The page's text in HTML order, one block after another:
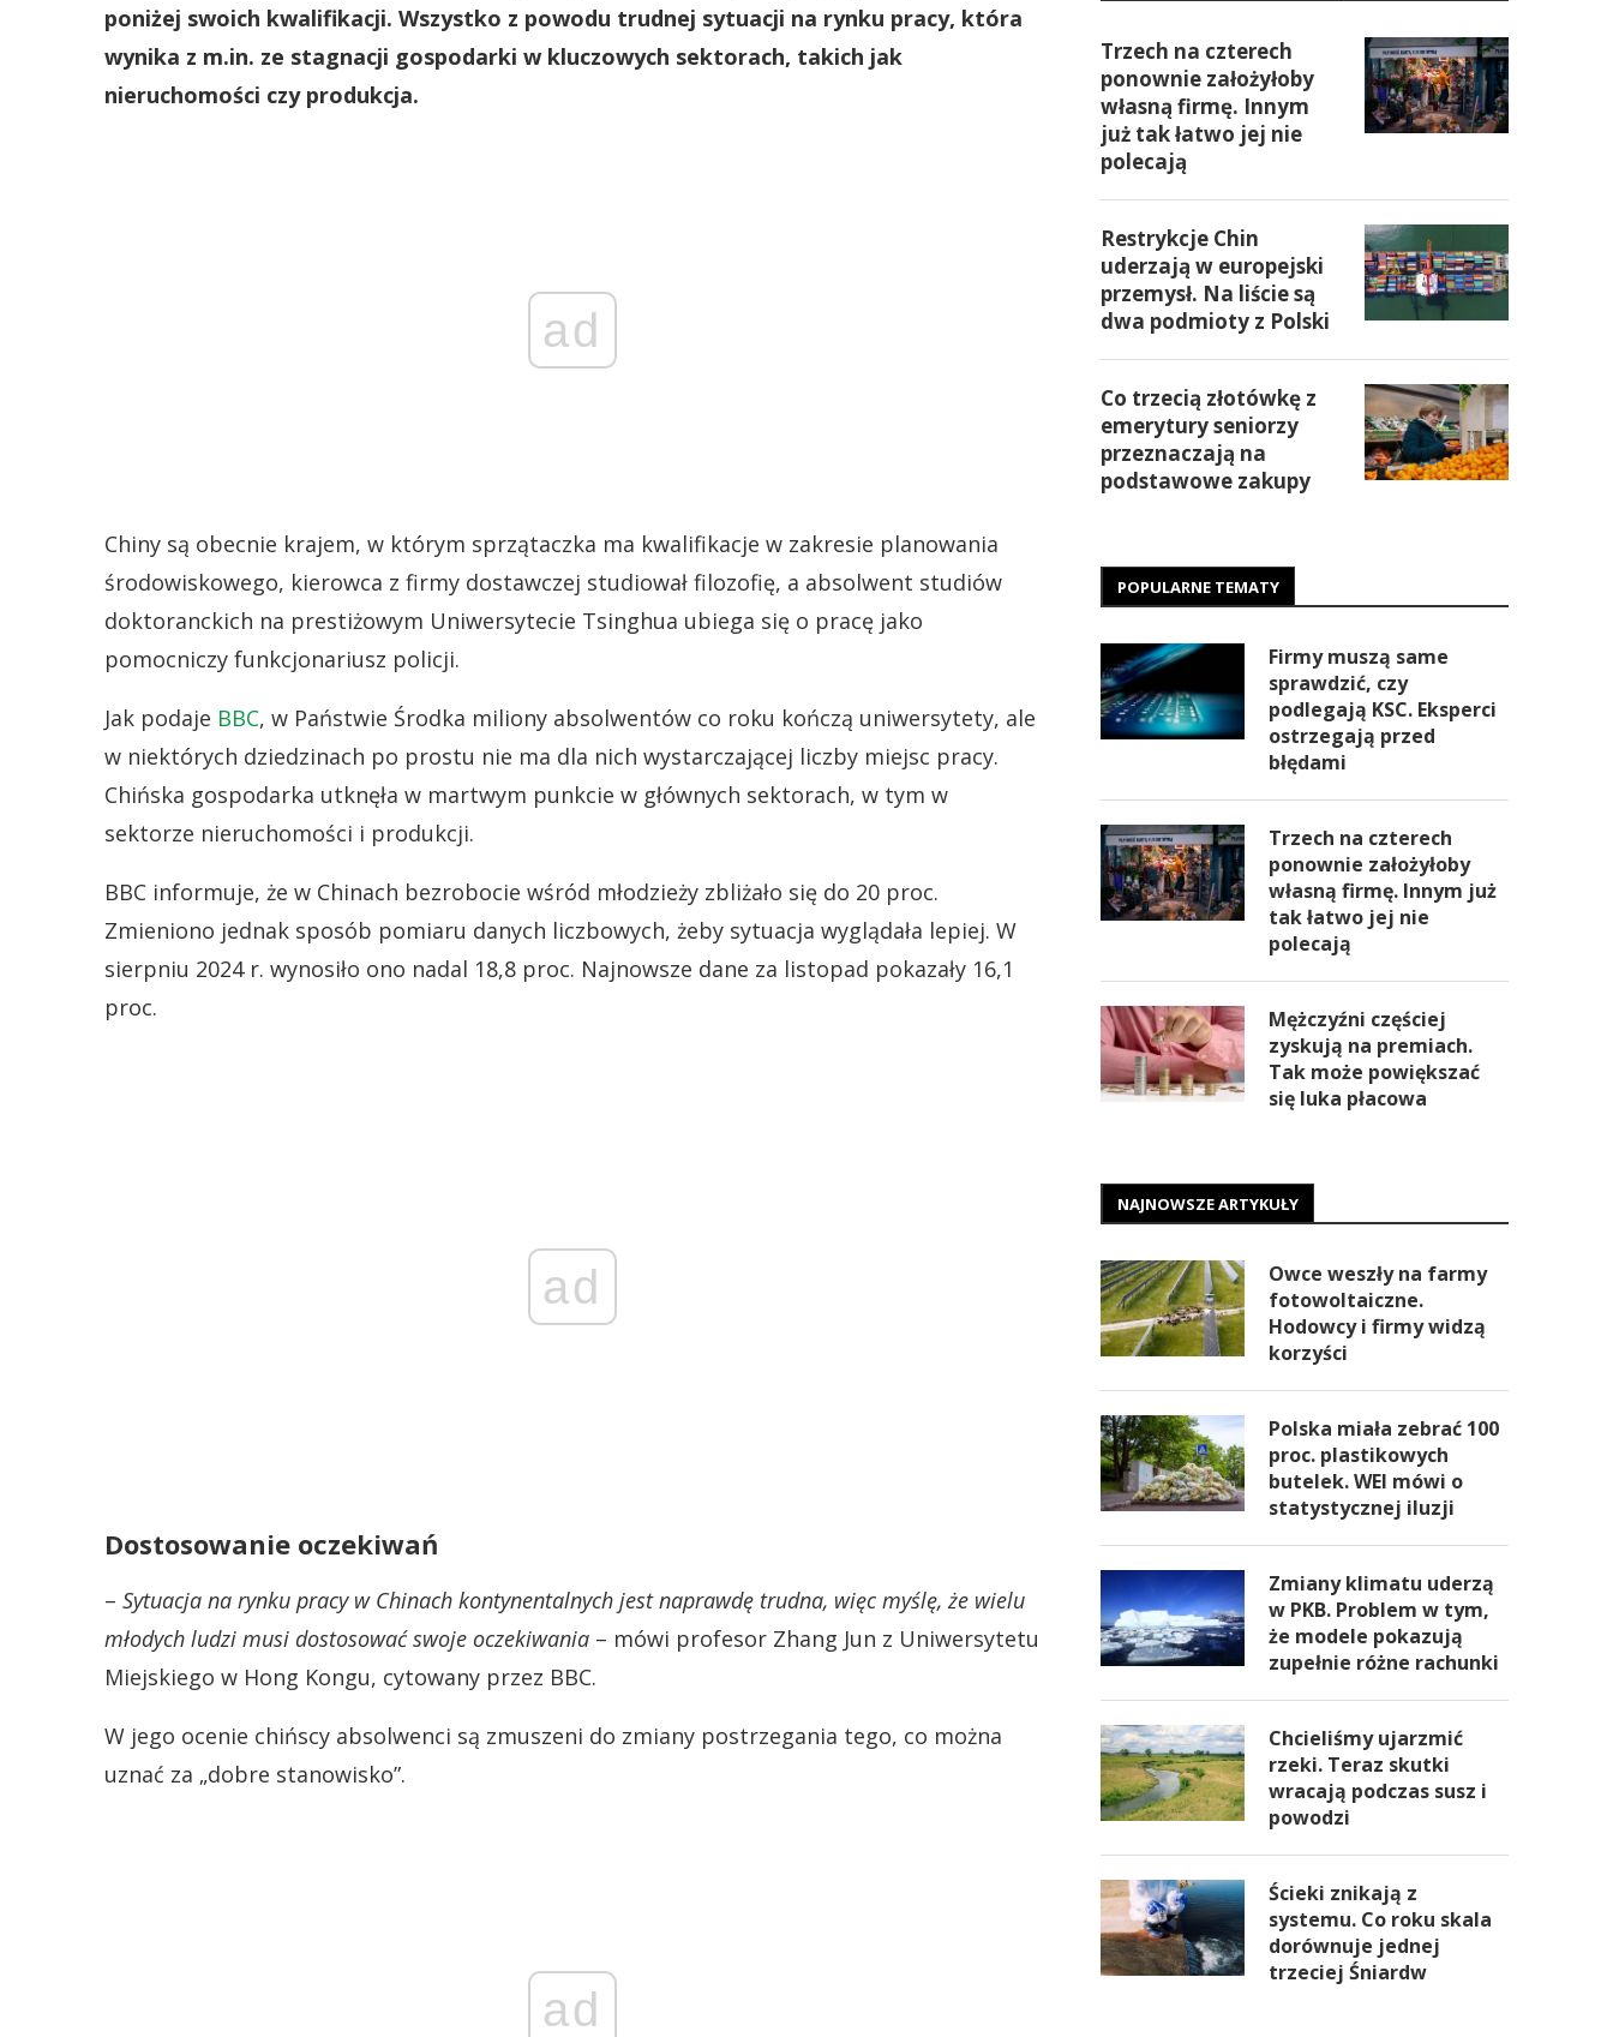
poniżej swoich kwalifikacji. Wszystko z powodu trudnej sytuacji na rynku pracy, która
wynika z m.in. ze stagnacji gospodarki w kluczowych sektorach, takich jak
nieruchomości czy produkcja.
ad
Chiny są obecnie krajem, w którym sprzątaczka ma kwalifikacje w zakresie planowania
środowiskowego, kierowca z firmy dostawczej studiował filozofię, a absolwent studiów
doktoranckich na prestiżowym Uniwersytecie Tsinghua ubiega się o pracę jako
pomocniczy funkcjonariusz policji.
Jak podaje BBC, w Państwie Środka miliony absolwentów co roku kończą uniwersytety, ale
w niektórych dziedzinach po prostu nie ma dla nich wystarczającej liczby miejsc pracy.
Chińska gospodarka utknęła w martwym punkcie w głównych sektorach, w tym w
sektorze nieruchomości i produkcji.
BBC informuje, że w Chinach bezrobocie wśród młodzieży zbliżało się do 20 proc.
Zmieniono jednak sposób pomiaru danych liczbowych, żeby sytuacja wyglądała lepiej. W
sierpniu 2024 r. wynosiło ono nadal 18,8 proc. Najnowsze dane za listopad pokazały 16,1
proc.
ad
Dostosowanie oczekiwań
– Sytuacja na rynku pracy w Chinach kontynentalnych jest naprawdę trudna, więc myślę, że wielu
młodych ludzi musi dostosować swoje oczekiwania – mówi profesor Zhang Jun z Uniwersytetu
Miejskiego w Hong Kongu, cytowany przez BBC.
W jego ocenie chińscy absolwenci są zmuszeni do zmiany postrzegania tego, co można
uznać za „dobre stanowisko”.
ad
Trzech na czterech
ponownie założyłoby
własną firmę. Innym
już tak łatwo jej nie
polecają
Restrykcje Chin
uderzają w europejski
przemysł. Na liście są
dwa podmioty z Polski
Co trzecią złotówkę z
emerytury seniorzy
przeznaczają na
podstawowe zakupy
POPULARNE TEMATY
Firmy muszą same
sprawdzić, czy
podlegają KSC. Eksperci
ostrzegają przed
błędami
Trzech na czterech
ponownie założyłoby
własną firmę. Innym już
tak łatwo jej nie
polecają
Mężczyźni częściej
zyskują na premiach.
Tak może powiększać
się luka płacowa
NAJNOWSZE ARTYKUŁY
Owce weszły na farmy
fotowoltaiczne.
Hodowcy i firmy widzą
korzyści
Polska miała zebrać 100
proc. plastikowych
butelek. WEI mówi o
statystycznej iluzji
Zmiany klimatu uderzą
w PKB. Problem w tym,
że modele pokazują
zupełnie różne rachunki
Chcieliśmy ujarzmić
rzeki. Teraz skutki
wracają podczas susz i
powodzi
Ścieki znikają z
systemu. Co roku skala
dorównuje jednej
trzeciej Śniardw